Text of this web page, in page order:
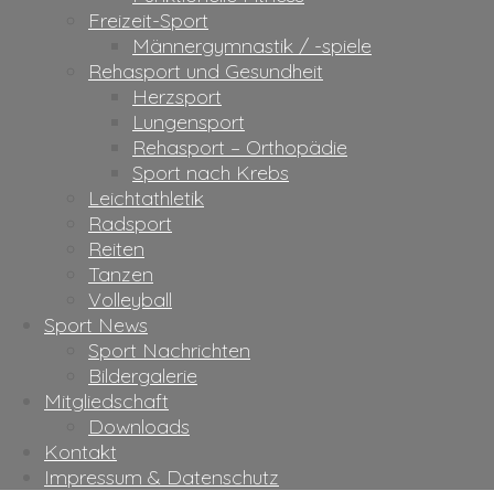
Freizeit-Sport
Männergymnastik / -spiele
Rehasport und Gesundheit
Herzsport
Lungensport
Rehasport – Orthopädie
Sport nach Krebs
Leichtathletik
Radsport
Reiten
Tanzen
Volleyball
Sport News
Sport Nachrichten
Bildergalerie
Mitgliedschaft
Downloads
Kontakt
Impressum & Datenschutz